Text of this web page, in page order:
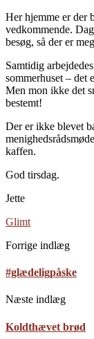
Her hjemme er der
vedkommende.
besøg, så der er
Samtidig
sommerhuset – det
Men mon ikke det
bestemt!
Der er ikke blevet
kaffen.
God tirsdag.
Jette
Glimt
Forrige indlæg
#glædeligpåske
Næste indlæg
Koldthævet brød